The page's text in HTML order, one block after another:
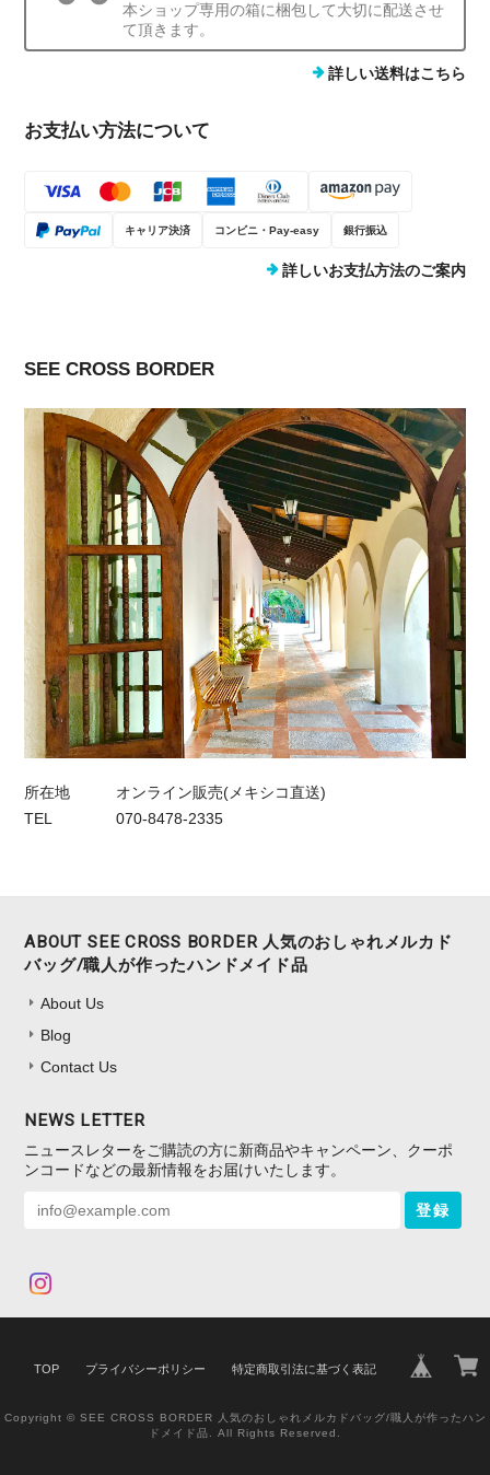
本ショップ専用の箱に梱包して大切に配送させ
て頂きます。
詳しい送料はこちら
お支払い方法について
キャリア決済 コンビニ・Pay-easy 銀行振込
詳しいお支払方法のご案内
SEE CROSS BORDER
所在地
オンライン販売(メキシコ直送)
TEL
070-8478-2335
ABOUT SEE CROSS BORDER 人気のおしゃれメルカド
バッグ/職人が作ったハンドメイド品
About Us
Blog
Contact Us
NEWS LETTER
ニュースレターをご購読の方に新商品やキャンペーン、クーポ
ンコードなどの最新情報をお届けいたします。
登録
TOP プライバシーポリシー 特定商取引法に基づく表記
Copyright © SEE CROSS BORDER 人気のおしゃれメルカドバッグ/職人が作ったハン
ドメイド品. All Rights Reserved.